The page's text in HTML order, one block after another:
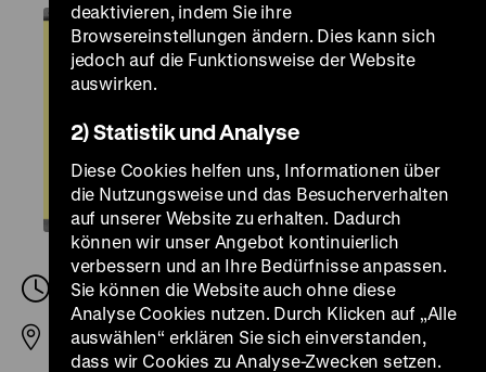
Mittwoch, 22. Oktober 2025, 18.30 -20.00 Uhr
Pei-Bau
deaktivieren, indem Sie ihre
Browsereinstellungen ändern. Dies kann sich
jedoch auf die Funktionsweise der Website
auswirken.
2) Statistik und Analyse
Diese Cookies helfen uns, Informationen über
die Nutzungsweise und das Besucherverhalten
auf unserer Website zu erhalten. Dadurch
können wir unser Angebot kontinuierlich
verbessern und an Ihre Bedürfnisse anpassen.
Sie können die Website auch ohne diese
Analyse Cookies nutzen. Durch Klicken auf „Alle
auswählen“ erklären Sie sich einverstanden,
dass wir Cookies zu Analyse-Zwecken setzen.